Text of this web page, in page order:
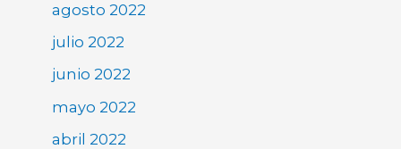
agosto 2022
julio 2022
junio 2022
mayo 2022
abril 2022